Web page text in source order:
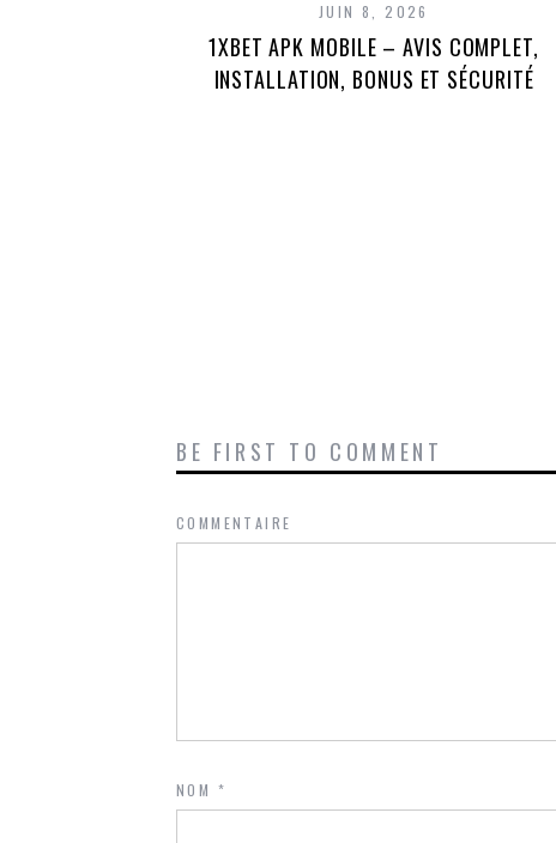
JUIN 8, 2026
1XBET APK MOBILE – AVIS COMPLET,
INSTALLATION, BONUS ET SÉCURITÉ
BE FIRST TO COMMENT
COMMENTAIRE
NOM *